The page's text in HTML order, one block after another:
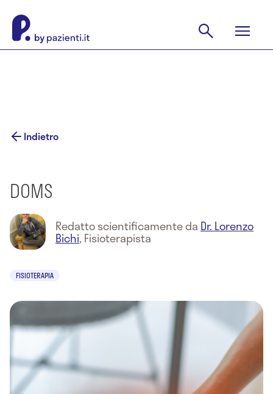
Indietro
DOMS
Redatto scientificamente da Dr. Lorenzo
Bichi, Fisioterapista
FISIOTERAPIA